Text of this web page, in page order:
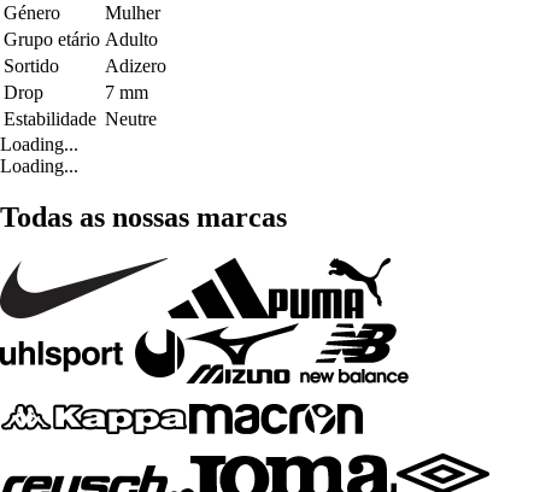
Género
Mulher
Grupo etário Adulto
Sortido
Adizero
Drop
7 mm
Estabilidade Neutre
Loading...
Loading...
Todas as nossas marcas